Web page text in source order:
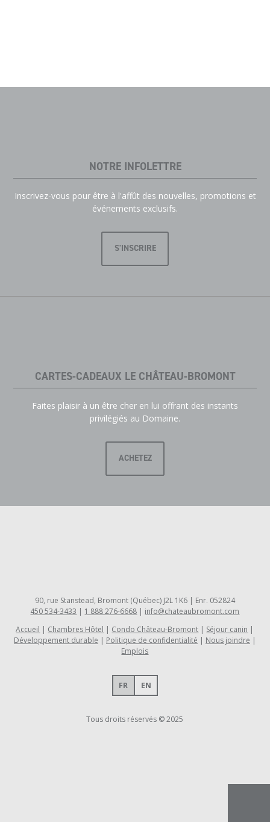
NOTRE INFOLETTRE
Inscrivez-vous pour être à l'affût des nouvelles, promotions et
événements exclusifs.
S'INSCRIRE
CARTES-CADEAUX LE CHÂTEAU-BROMONT
Faites plaisir à un être cher en lui offrant des instants
privilégiés au Domaine.
ACHETEZ
90, rue Stanstead, Bromont (Québec) J2L 1K6 | Enr. 052824
450 534-3433 | 1 888 276-6668 | info@chateaubromont.com
Accueil
Chambres Hôtel Condo Château-Bromont
Séjour canin
Développement durable
Politique de confidentialité
Nous joindre
Emplois
FR EN
Tous droits réservés © 2025